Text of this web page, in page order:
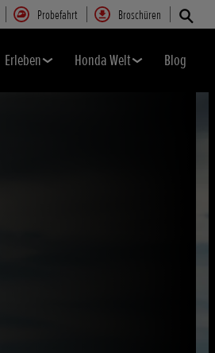
Probefahrt Broschüren
Erleben Honda Welt Blog